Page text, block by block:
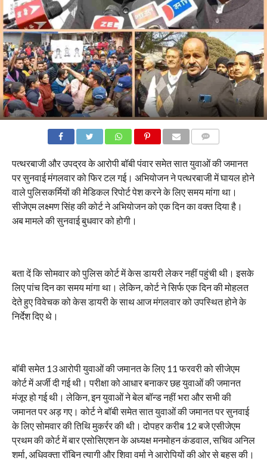
पत्थरबाजी और उपद्रव के आरोपी बॉबी पंवार समेत सात युवाओं की जमानत
पर सुनवाई मंगलवार को फिर टल गई। अभियोजन ने पत्थरबाजी में घायल होने
वाले पुलिसकर्मियों की मेडिकल रिपोर्ट पेश करने के लिए समय मांगा था।
सीजेएम लक्ष्मण सिंह की कोर्ट ने अभियोजन को एक दिन का वक्त दिया है।
अब मामले की सुनवाई बुधवार को होगी।
बता दें कि सोमवार को पुलिस कोर्ट में केस डायरी लेकर नहीं पहुंची थी। इसके
लिए पांच दिन का समय मांगा था। लेकिन, कोर्ट ने सिर्फ एक दिन की मोहलत
देते हुए विवेचक को केस डायरी के साथ आज मंगलवार को उपस्थित होने के
निर्देश दिए थे।
बॉबी समेत 13 आरोपी युवाओं की जमानत के लिए 11 फरवरी को सीजेएम
कोर्ट में अर्जी दी गई थी। परीक्षा को आधार बनाकर छह युवाओं की जमानत
मंजूर हो गई थी। लेकिन, इन युवाओं ने बेल बॉन्ड नहीं भरा और सभी की
जमानत पर अड़ गए। कोर्ट ने बॉबी समेत सात युवाओं की जमानत पर सुनवाई
के लिए सोमवार की तिथि मुकर्रर की थी। दोपहर करीब 12 बजे एसीजेएम
प्रथम की कोर्ट में बार एसोसिएशन के अध्यक्ष मनमोहन कंडवाल, सचिव अनिल
शर्मा, अधिवक्ता रॉबिन त्यागी और शिवा वर्मा ने आरोपियों की ओर से बहस की।